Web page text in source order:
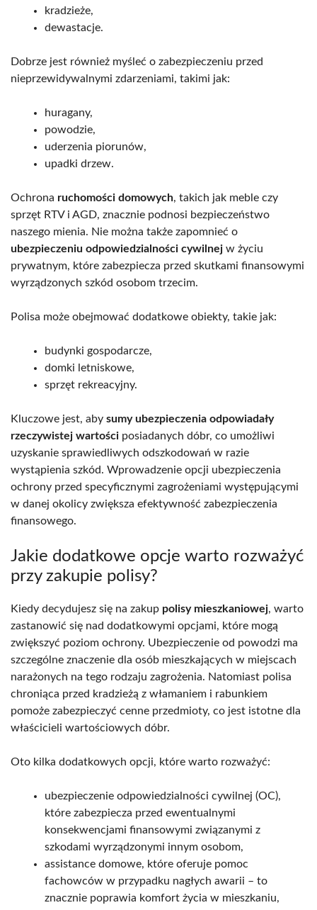
kradzieże,
dewastacje.
Dobrze jest również myśleć o zabezpieczeniu przed
nieprzewidywalnymi zdarzeniami, takimi jak:
huragany,
powodzie,
uderzenia piorunów,
upadki drzew.
Ochrona ruchomości domowych, takich jak meble czy
sprzęt RTV i AGD, znacznie podnosi bezpieczeństwo
naszego mienia. Nie można także zapomnieć o
ubezpieczeniu odpowiedzialności cywilnej w życiu
prywatnym, które zabezpiecza przed skutkami finansowymi
wyrządzonych szkód osobom trzecim.
Polisa może obejmować dodatkowe obiekty, takie jak:
budynki gospodarcze,
domki letniskowe,
sprzęt rekreacyjny.
Kluczowe jest, aby sumy ubezpieczenia odpowiadały
rzeczywistej wartości posiadanych dóbr, co umożliwi
uzyskanie sprawiedliwych odszkodowań w razie
wystąpienia szkód. Wprowadzenie opcji ubezpieczenia
ochrony przed specyficznymi zagrożeniami występującymi
w danej okolicy zwiększa efektywność zabezpieczenia
finansowego.
Jakie dodatkowe opcje warto rozważyć
przy zakupie polisy?
Kiedy decydujesz się na zakup polisy mieszkaniowej, warto
zastanowić się nad dodatkowymi opcjami, które mogą
zwiększyć poziom ochrony. Ubezpieczenie od powodzi ma
szczególne znaczenie dla osób mieszkających w miejscach
narażonych na tego rodzaju zagrożenia. Natomiast polisa
chroniąca przed kradzieżą z włamaniem i rabunkiem
pomoże zabezpieczyć cenne przedmioty, co jest istotne dla
właścicieli wartościowych dóbr.
Oto kilka dodatkowych opcji, które warto rozważyć:
ubezpieczenie odpowiedzialności cywilnej (OC),
które zabezpiecza przed ewentualnymi
konsekwencjami finansowymi związanymi z
szkodami wyrządzonymi innym osobom,
assistance domowe, które oferuje pomoc
fachowców w przypadku nagłych awarii – to
znacznie poprawia komfort życia w mieszkaniu,